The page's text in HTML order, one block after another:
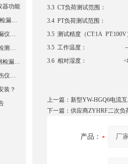
3.3 CT负荷测试范围：
3.4 PT负荷测试范围：
3.5 测试精度（CT:1A
3.5 工作温度： －
3.6 相对湿度：
上一篇： 新型YW-HGQ6电流
下一篇： 供应商ZYHRF二次负
产品：
器功能
WN-6A地下金属管道防腐层探测检漏仪的一些原理方法体验检查报告
一文详解地下管道防腐层探测检漏仪的定位原理和检测方法
便携式动平衡测试仪为何能成为检测动平衡的工具
NTWSL-2818埋地管道防腐层探测检漏仪_地下金属管道防腐层检漏仪
定期的维护保养能保证钢丝绳探伤仪检测的准确性
装？